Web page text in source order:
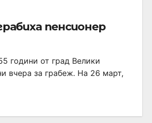
пенсионер
години от град Велики
вчера за грабеж. На 26 март,